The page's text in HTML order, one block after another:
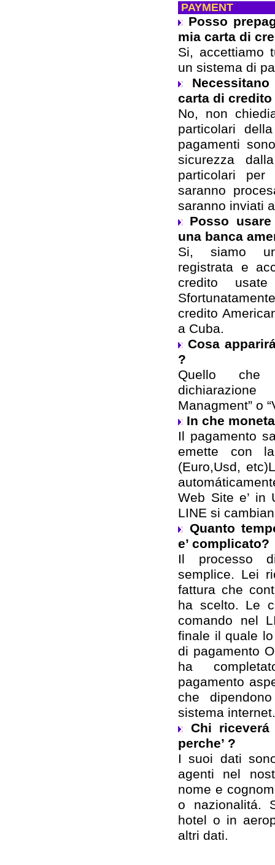
PAYMENT
Posso
mia carta di
Si, accettiamo
un sistema di
carta di credito
No, non
particolari
pagamenti
sicurezza
particolari
saranno
saranno inviati
Posso
una banca
Si, siamo
registrata e
credito
credito
a Cuba.
Cosa
?
Quello che
Managment” o
In che
Il pagamento
emette con
(Euro,Usd,
Web Site e’ in
LINE si
Quanto
e’ complicato?
Il processo
semplice. Lei
fattura che
ha scelto. Le
comando nel
finale il quale
di pagamento
ha
pagamento
che
sistema internet.
Chi
perche’ ?
I suoi dati
agenti nel
nome e
o nazionalitá.
hotel o in
altri dati.